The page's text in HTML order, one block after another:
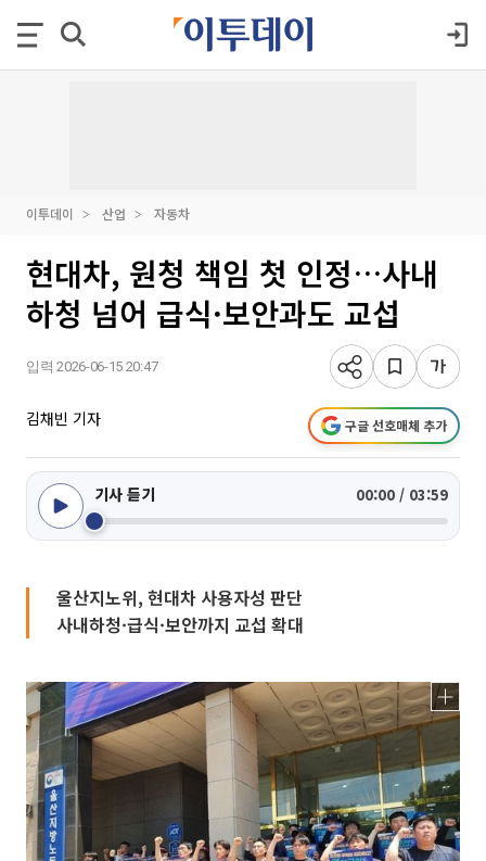
이투데이 산업 자동차
현대차, 원청 책임 첫 인정…사내
하청 넘어 급식·보안과도 교섭
입력 2026-06-15 20:47
김채빈 기자 구글 선호매체 추가
기사 듣기 00:00 / 03:59
울산지노위, 현대차 사용자성 판단
사내하청·급식·보안까지 교섭 확대